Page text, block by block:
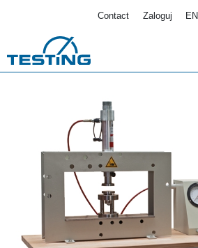
Contact Zaloguj EN